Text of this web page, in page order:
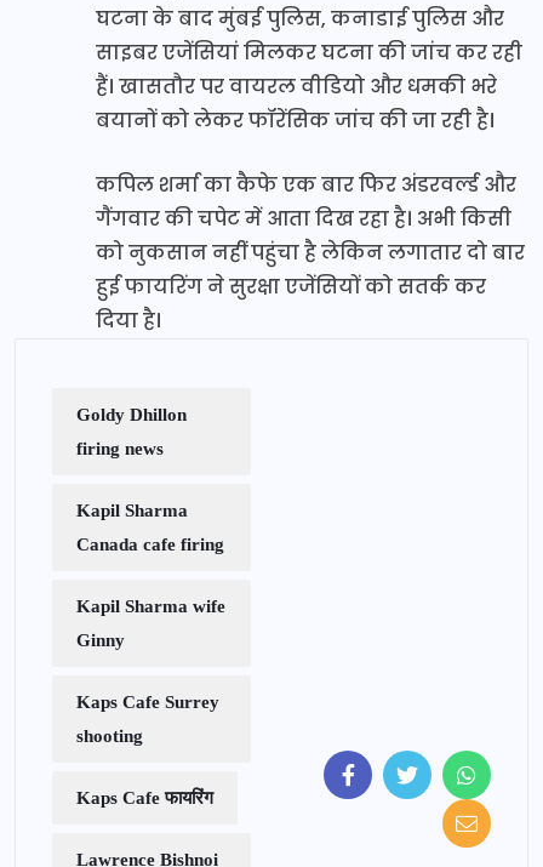
घटना के बाद मुंबई पुलिस, कनाडाई पुलिस और
साइबर एजेंसियां मिलकर घटना की जांच कर रही
हैं। खासतौर पर वायरल वीडियो और धमकी भरे
बयानों को लेकर फॉरेंसिक जांच की जा रही है।
कपिल शर्मा का कैफे एक बार फिर अंडरवर्ल्ड और
गैंगवार की चपेट में आता दिख रहा है। अभी किसी
को नुकसान नहीं पहुंचा है लेकिन लगातार दो बार
हुई फायरिंग ने सुरक्षा एजेंसियों को सतर्क कर
दिया है।
Goldy Dhillon
firing news
Kapil Sharma
Canada cafe firing
Kapil Sharma wife
Ginny
Kaps Cafe Surrey
shooting
Kaps Cafe फायरिंग
Lawrence Bishnoi